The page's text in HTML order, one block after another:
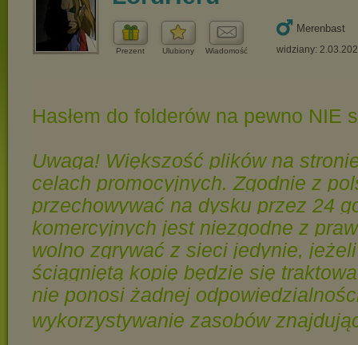
Prezent Ulubiony Wiadomość
Merenbast
widziany: